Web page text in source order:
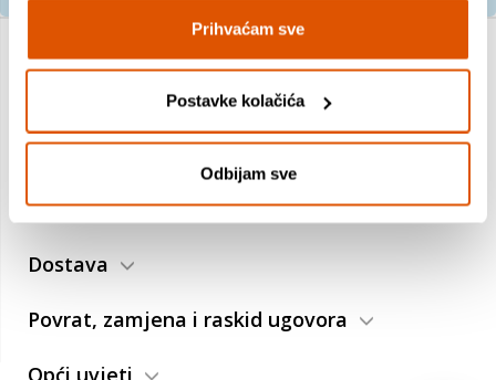
Prihvaćam sve
Postavke kolačića
Odbijam sve
Trebate pomoć?
Plaćanje
Dostava
Povrat, zamjena i raskid ugovora
Opći uvjeti